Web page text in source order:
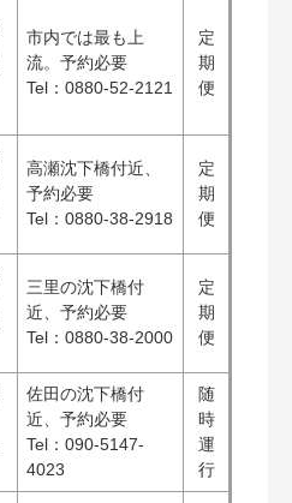
市内では最も上
流。予約必要
Tel：0880-52-2121
定
期
便
高瀬沈下橋付近、
予約必要
Tel：0880-38-2918
定
期
便
三里の沈下橋付
近、予約必要
Tel：0880-38-2000
定
期
便
佐田の沈下橋付
近、予約必要
Tel：090-5147-
4023
随
時
運
行